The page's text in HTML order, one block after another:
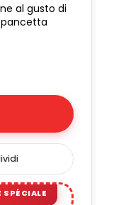
al gusto di